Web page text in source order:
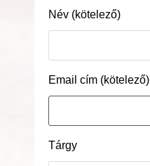
Név (kötelező)
Email cím (kötelező)
Tárgy